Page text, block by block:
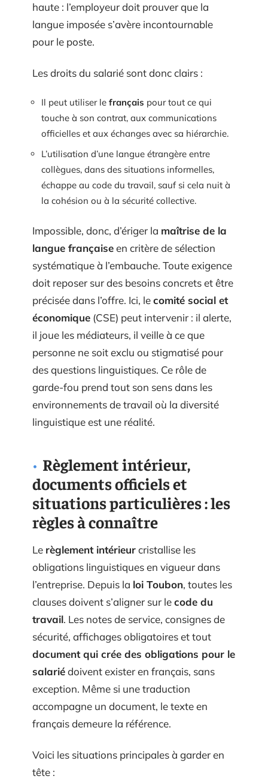
haute : l’employeur doit prouver que la
langue imposée s’avère incontournable
pour le poste.
Les droits du salarié sont donc clairs :
Il peut utiliser le français pour tout ce qui
touche à son contrat, aux communications
officielles et aux échanges avec sa hiérarchie.
L’utilisation d’une langue étrangère entre
collègues, dans des situations informelles,
échappe au code du travail, sauf si cela nuit à
la cohésion ou à la sécurité collective.
Impossible, donc, d’ériger la maîtrise de la
langue françaiseen critère de sélection
systématique à l’embauche. Toute exigence
doit reposer sur des besoins concrets et être
précisée dans l’offre. Ici, lecomité social et
économique (CSE) peut intervenir : il alerte,
il joue les médiateurs, il veille à ce que
personne ne soit exclu ou stigmatisé pour
des questions linguistiques. Ce rôle de
garde-fou prend tout son sens dans les
environnements de travail où la diversité
linguistique est une réalité.
Règlement intérieur,
documents officiels et
situations particulières : les
règles à connaître
Le règlement intérieurcristallise les
obligations linguistiques en vigueur dans
l’entreprise. Depuis la loi Toubon, toutes les
clauses doivent s’aligner sur lecode du
travail. Les notes de service, consignes de
sécurité, affichages obligatoires et tout
document qui crée des obligations pour le
salariédoivent exister en français, sans
exception. Même si une traduction
accompagne un document, le texte en
français demeure la référence.
Voici les situations principales à garder en
tête :